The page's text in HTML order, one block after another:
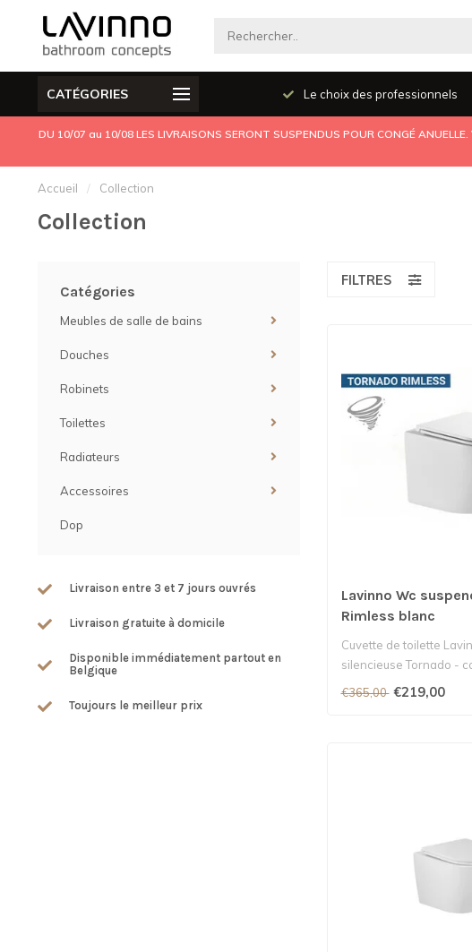
CATÉGORIES
Produits de qualité Le choix des professionnels
DU 10/07 au 10/08 LES LIVRAISONS SERONT SUSPENDUS POUR CONGÉ
Accueil / Collection
Collection
Catégories
Meubles de salle de bains
Douches
Robinets
Toilettes
Radiateurs
Accessoires
Dop
Livraison entre 3 et 7 jours ouvrés
Livraison gratuite à domicile
Disponible immédiatement partout en
Belgique
Toujours le meilleur prix
FILTRES
Lavinno Wc
Rimless blanc
Cuvette de toilette
silencieuse Tornado -
€365,00 €219,00